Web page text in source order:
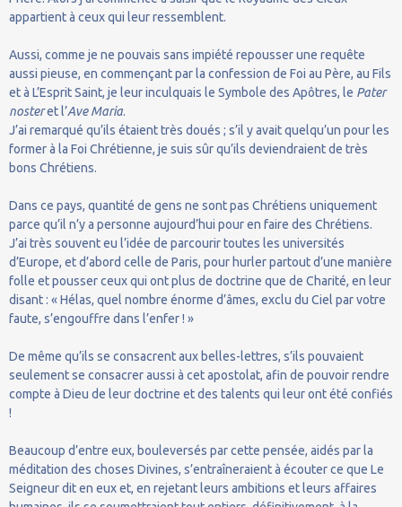
appartient à ceux qui leur ressemblent.
Aussi, comme je ne pouvais sans impiété repousser une requête
aussi pieuse, en commençant par la confession de Foi au Père, au Fils
et à L’Esprit Saint, je leur inculquais le Symbole des Apôtres, le Pater
nosteret l’Ave Maria.
J’ai remarqué qu’ils étaient très doués ; s’il y avait quelqu’un pour les
former à la Foi Chrétienne, je suis sûr qu’ils deviendraient de très
bons Chrétiens.
Dans ce pays, quantité de gens ne sont pas Chrétiens uniquement
parce qu’il n’y a personne aujourd’hui pour en faire des Chrétiens.
J’ai très souvent eu l’idée de parcourir toutes les universités
d’Europe, et d’abord celle de Paris, pour hurler partout d’une manière
folle et pousser ceux qui ont plus de doctrine que de Charité, en leur
disant : « Hélas, quel nombre énorme d’âmes, exclu du Ciel par votre
faute, s’engouffre dans l’enfer ! »
De même qu’ils se consacrent aux belles-lettres, s’ils pouvaient
seulement se consacrer aussi à cet apostolat, afin de pouvoir rendre
compte à Dieu de leur doctrine et des talents qui leur ont été confiés
!
Beaucoup d’entre eux, bouleversés par cette pensée, aidés par la
méditation des choses Divines, s’entraîneraient à écouter ce que Le
Seigneur dit en eux et, en rejetant leurs ambitions et leurs affaires